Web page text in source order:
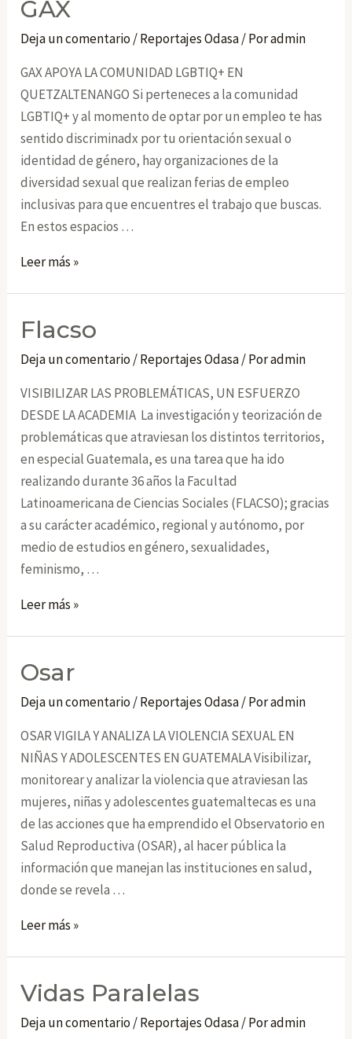
GAX
Deja un comentario/Reportajes Odasa/ Poradmin
GAX APOYA LA COMUNIDAD LGBTIQ+ EN
QUETZALTENANGO Si perteneces a la comunidad
LGBTIQ+ y al momento de optar por un empleo te has
sentido discriminadx por tu orientación sexual o
identidad de género, hay organizaciones de la
diversidad sexual que realizan ferias de empleo
inclusivas para que encuentres el trabajo que buscas.
En estos espacios …
GAX
Leer más »
Flacso
Deja un comentario/Reportajes Odasa/ Poradmin
VISIBILIZAR LAS PROBLEMÁTICAS, UN ESFUERZO
DESDE LA ACADEMIA La investigación y teorización de
problemáticas que atraviesan los distintos territorios,
en especial Guatemala, es una tarea que ha ido
realizando durante 36 años la Facultad
Latinoamericana de Ciencias Sociales (FLACSO); gracias
a su carácter académico, regional y autónomo, por
medio de estudios en género, sexualidades,
feminismo, …
Flacso
Leer más »
Osar
Deja un comentario/Reportajes Odasa/ Poradmin
OSAR VIGILA Y ANALIZA LA VIOLENCIA SEXUAL EN
NIÑAS Y ADOLESCENTES EN GUATEMALA Visibilizar,
monitorear y analizar la violencia que atraviesan las
mujeres, niñas y adolescentes guatemaltecas es una
de las acciones que ha emprendido el Observatorio en
Salud Reproductiva (OSAR), al hacer pública la
información que manejan las instituciones en salud,
donde se revela …
Osar
Leer más »
Vidas Paralelas
Deja un comentario/Reportajes Odasa/ Poradmin